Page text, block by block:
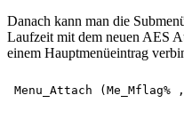
Danach kann man die
Laufzeit mit dem neuen
einem Hauptmenüeintrag